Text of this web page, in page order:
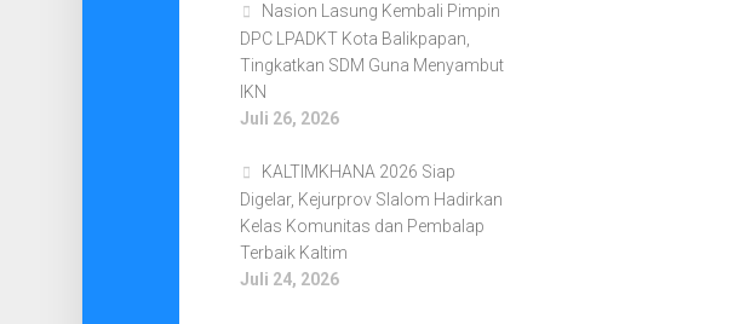
Nasion Lasung Kembali Pimpin
DPC LPADKT Kota Balikpapan,
Tingkatkan SDM Guna Menyambut
IKN
Juli 26, 2026
KALTIMKHANA 2026 Siap
Digelar, Kejurprov Slalom Hadirkan
Kelas Komunitas dan Pembalap
Terbaik Kaltim
Juli 24, 2026